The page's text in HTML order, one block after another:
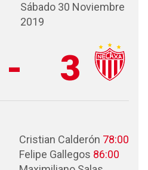
Sábado 30 Noviembre
2019
- 3
Cristian Calderón 78:00
Felipe Gallegos 86:00